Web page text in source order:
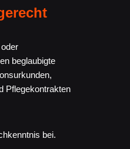
beglaubigte
Pflegekontrakten
bei.